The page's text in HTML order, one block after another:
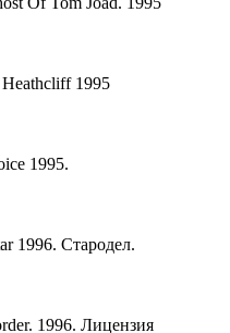
1995
1995.
1996. Стародел.
1996. Лицензия